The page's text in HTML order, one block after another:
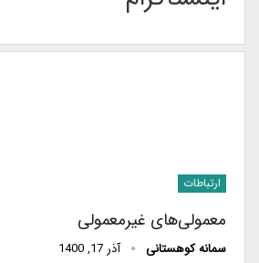
ارتباطات
معمولی‌های غیرمعمولی
سمانه کوهستانی آذر 17, 1400